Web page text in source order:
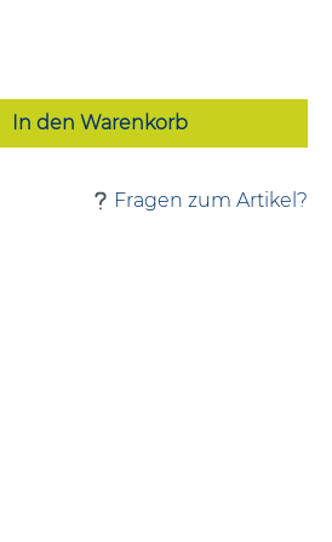
gewünschten Wert
In den Warenkorb
Fragen zum Artikel?